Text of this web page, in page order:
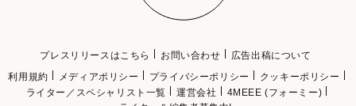
プレスリリースはこちら お問い合わせ
広告出稿について
利用規約
メディアポリシー プライバシーポリシー
クッキーポリシー
ライター／スペシャリスト一覧
運営会社
4MEEE (フォーミー)